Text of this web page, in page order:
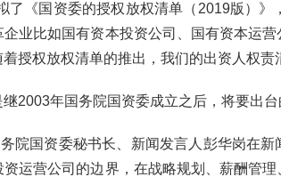
了《国资委的授权放权清单（ 2019版）》
业比如国有资本投资公司、国有资本运
授权放权清单的推出，我们的出资人权责
继2003年国务院国资委成立之后，将要出台
院国资委秘书长、新闻发言人彭华岗在
运营公司的边界，在战略规划、薪酬管